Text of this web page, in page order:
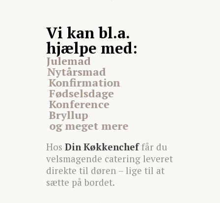
Vi kan bl.a.
hjælpe med:
Julemad
Nytårsmad
Konfirmation
Fødselsdage
Konference
Bryllup
og meget mere
Hos Din Køkkencheffår du
velsmagende catering leveret
direkte til døren – lige til at
sætte på bordet.